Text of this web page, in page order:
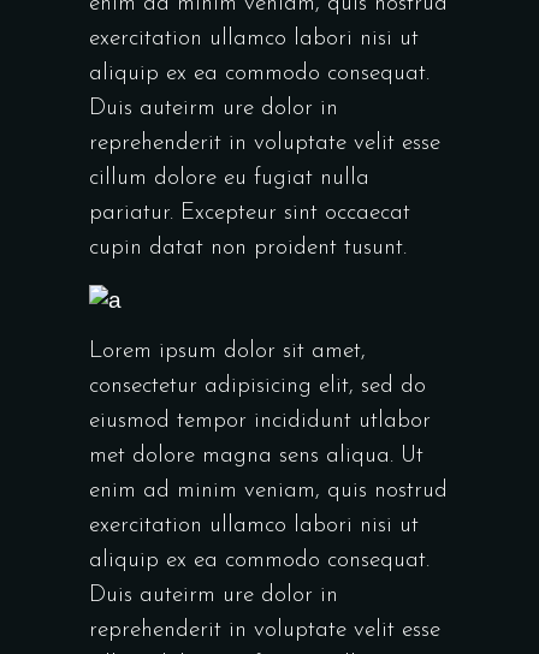
exercitation ullamco labori nisi ut
aliquip ex ea commodo consequat.
Duis auteirm ure dolor in
reprehenderit in voluptate velit esse
cillum dolore eu fugiat nulla
pariatur. Excepteur sint occaecat
cupin datat non proident tusunt.
Lorem ipsum dolor sit amet,
consectetur adipisicing elit, sed do
eiusmod tempor incididunt utlabor
met dolore magna sens aliqua. Ut
enim ad minim veniam, quis nostrud
exercitation ullamco labori nisi ut
aliquip ex ea commodo consequat.
Duis auteirm ure dolor in
reprehenderit in voluptate velit esse